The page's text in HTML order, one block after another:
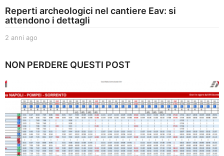
Reperti archeologici nel cantiere Eav: si
attendono i dettagli
2 anni ago
n
g
o
NON PERDERE QUESTI POST